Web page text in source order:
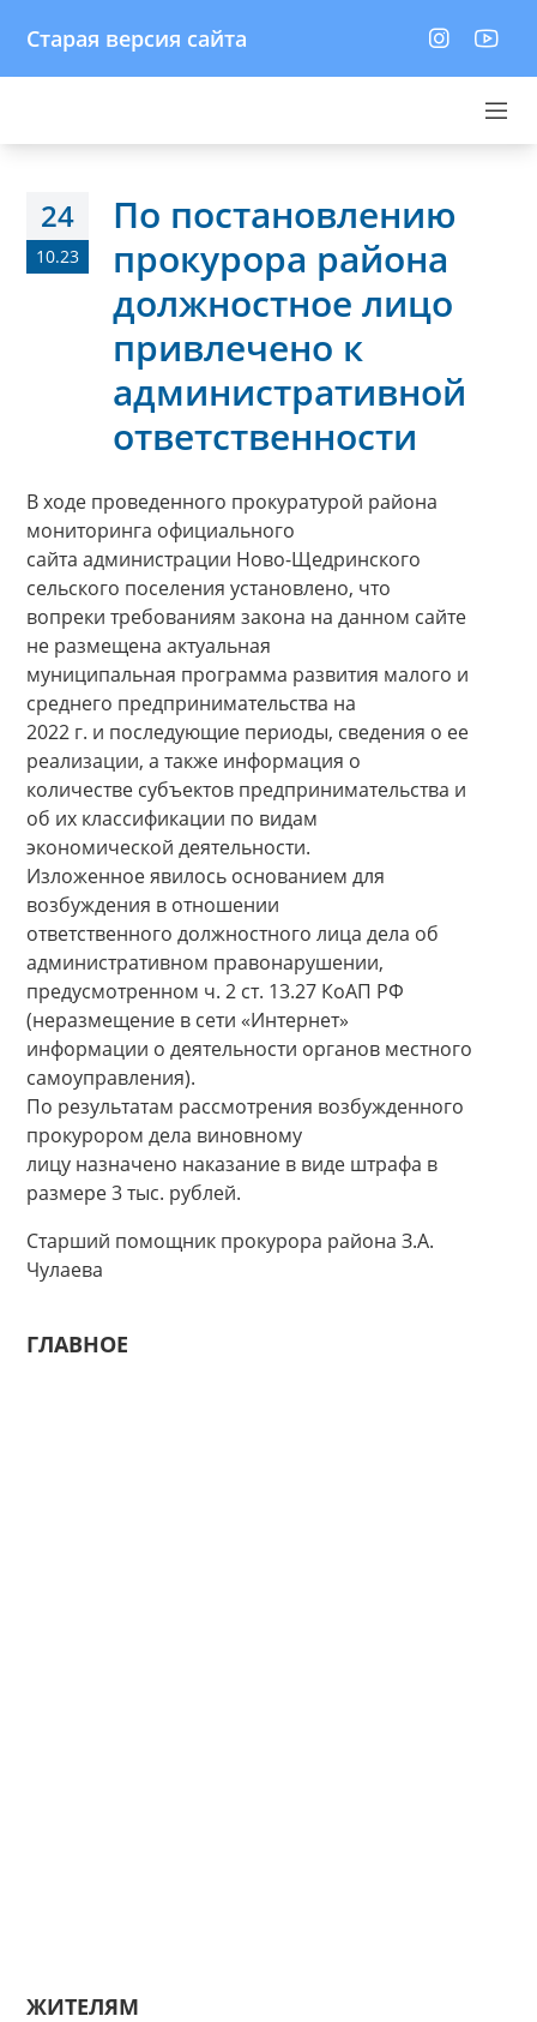
Старая версия сайта
24
10.23
По постановлению
прокурора района
должностное лицо
привлечено к
административной
ответственности
В ходе проведенного прокуратурой района
мониторинга официального
сайта администрации Ново-Щедринского
сельского поселения установлено, что
вопреки требованиям закона на данном сайте
не размещена актуальная
муниципальная программа развития малого и
среднего предпринимательства на
2022 г. и последующие периоды, сведения о ее
реализации, а также информация о
количестве субъектов предпринимательства и
об их классификации по видам
экономической деятельности.
Изложенное явилось основанием для
возбуждения в отношении
ответственного должностного лица дела об
административном правонарушении,
предусмотренном ч. 2 ст. 13.27 КоАП РФ
(неразмещение в сети «Интернет»
информации о деятельности органов местного
самоуправления).
По результатам рассмотрения возбужденного
прокурором дела виновному
лицу назначено наказание в виде штрафа в
размере 3 тыс. рублей.
Старший помощник прокурора района З.А.
Чулаева
ГЛАВНОЕ
ЖИТЕЛЯМ